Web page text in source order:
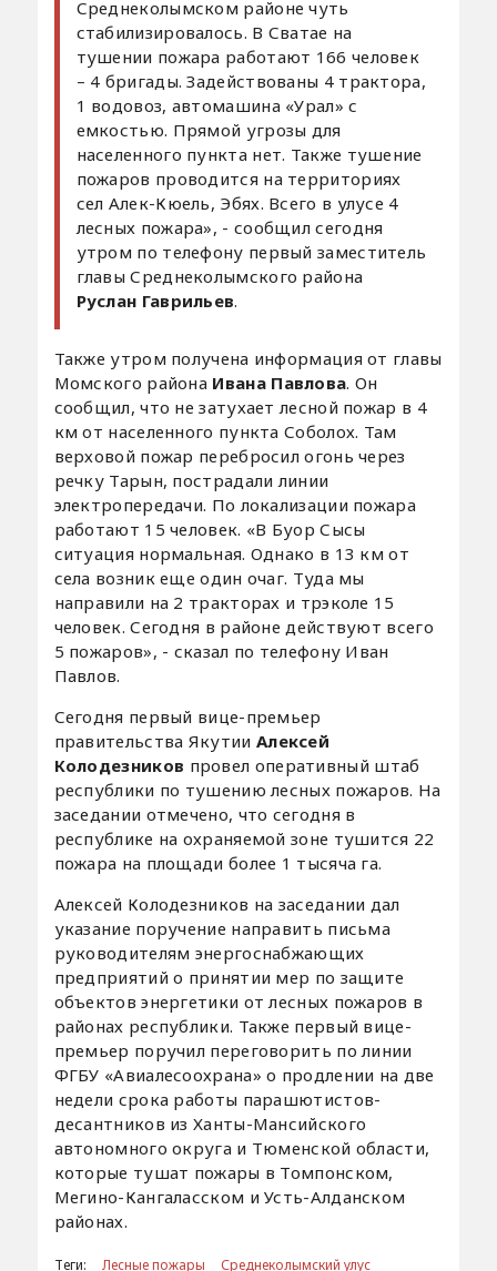
Среднеколымском районе чуть
стабилизировалось. В Сватае на
тушении пожара работают 166 человек
– 4 бригады. Задействованы 4 трактора,
1 водовоз, автомашина «Урал» с
емкостью. Прямой угрозы для
населенного пункта нет. Также тушение
пожаров проводится на территориях
сел Алек-Кюель, Эбях. Всего в улусе 4
лесных пожара», - сообщил сегодня
утром по телефону первый заместитель
главы Среднеколымского района
Руслан Гаврильев.
Также утром получена информация от главы
Момского района Ивана Павлова. Он
сообщил, что не затухает лесной пожар в 4
км от населенного пункта Соболох. Там
верховой пожар перебросил огонь через
речку Тарын, пострадали линии
электропередачи. По локализации пожара
работают 15 человек. «В Буор Сысы
ситуация нормальная. Однако в 13 км от
села возник еще один очаг. Туда мы
направили на 2 тракторах и трэколе 15
человек. Сегодня в районе действуют всего
5 пожаров», - сказал по телефону Иван
Павлов.
Сегодня первый вице-премьер
правительства Якутии Алексей
Колодезников провел оперативный штаб
республики по тушению лесных пожаров. На
заседании отмечено, что сегодня в
республике на охраняемой зоне тушится 22
пожара на площади более 1 тысяча га.
Алексей Колодезников на заседании дал
указание поручение направить письма
руководителям энергоснабжающих
предприятий о принятии мер по защите
объектов энергетики от лесных пожаров в
районах республики. Также первый вице-
премьер поручил переговорить по линии
ФГБУ «Авиалесоохрана» о продлении на две
недели срока работы парашютистов-
десантников из Ханты-Мансийского
автономного округа и Тюменской области,
которые тушат пожары в Томпонском,
Мегино-Кангаласском и Усть-Алданском
районах.
Теги: Лесные пожары Среднеколымский улус